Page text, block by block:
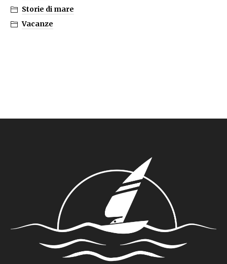
Storie di mare
Vacanze